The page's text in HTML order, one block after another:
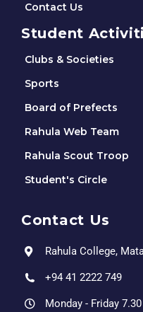
Contact Us
Student
Clubs & Societies
Sports
Board of Prefects
Rahula Web Team
Rahula Scout Troop
Student's Circle
Contact Us
Rahula College,
+94 41 2222 749
Monday - Friday